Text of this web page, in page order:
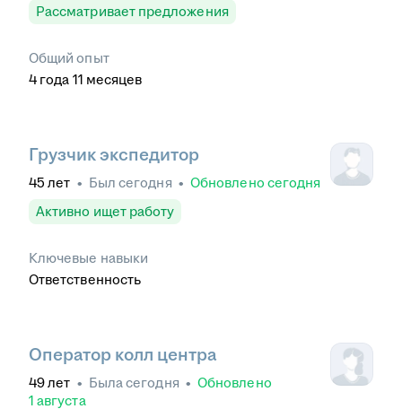
Рассматривает предложения
Общий опыт
4 года 11 месяцев
Грузчик экспедитор
45 лет • Был сегодня • Обновлено сегодня
Активно ищет работу
Ключевые навыки
Ответственность
Оператор колл центра
49лет • Быласегодня • Обновлено
1 августа